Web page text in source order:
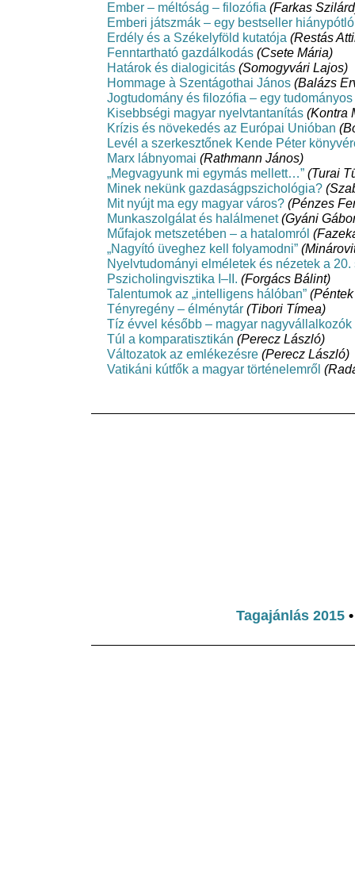
Ember – méltóság – filozófia (Farkas
Emberi játszmák – egy bestseller
Erdély és a Székelyföld kutatója (Restás
Fenntartható gazdálkodás (Csete Mária)
Határok és dialogicitás (Somogyvári Lajos)
Hommage à Szentágothai János (Balázs
Jogtudomány és filozófia – egy
Kisebbségi magyar nyelvtantanítás (Kontra
Krízis és növekedés az Európai Unióban
Levél a szerkesztőnek Kende Péter
Marx lábnyomai (Rathmann János)
„Megvagyunk mi egymás mellett…” (Turai
Minek nekünk gazdaságpszichológia?
Mit nyújt ma egy magyar város? (Pénzes
Munkaszolgálat és halálmenet (Gyáni
Műfajok metszetében – a hatalomról
„Nagyító üveghez kell folyamodni”
Nyelvtudományi elméletek és nézetek a
Pszicholingvisztika I–II. (Forgács Bálint)
Talentumok az „intelligens hálóban”
Tényregény – élménytár (Tibori Tímea)
Tíz évvel később – magyar
Túl a komparatisztikán (Perecz László)
Változatok az emlékezésre (Perecz László)
Vatikáni kútfők a magyar történelemről
Tagajánlás 2015